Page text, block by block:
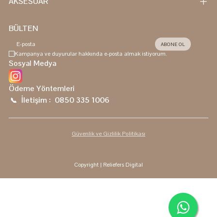
BÜLTEN
ABONE OL
Kampanya ve duyurular hakkında e-posta almak istiyorum.
Sosyal Medya
Ödeme Yöntemleri
📞 İletişim : 0850 335 1006
Güvenlik ve Gizlilik Politikası
Copyright | Reliefers Digital